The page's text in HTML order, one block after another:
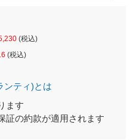
(税込)
(税込)
ンティ)とは
ます
証の約款が適用されます